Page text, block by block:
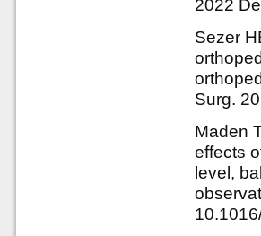
2022
Sezer
Surg.
Maden
effects
level,